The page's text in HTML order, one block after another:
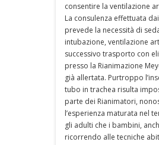
consentire la ventilazione
La consulenza effettuata
prevede la necessità di
intubazione, ventilazione
successivo trasporto con
presso la Rianimazione
già allertata. Purtroppo
tubo in trachea risulta
parte dei Rianimatori,
l’esperienza maturata nel
gli adulti che i bambini,
ricorrendo alle tecniche